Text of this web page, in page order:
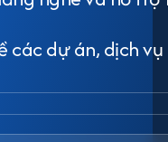
dự án, dịch vụ